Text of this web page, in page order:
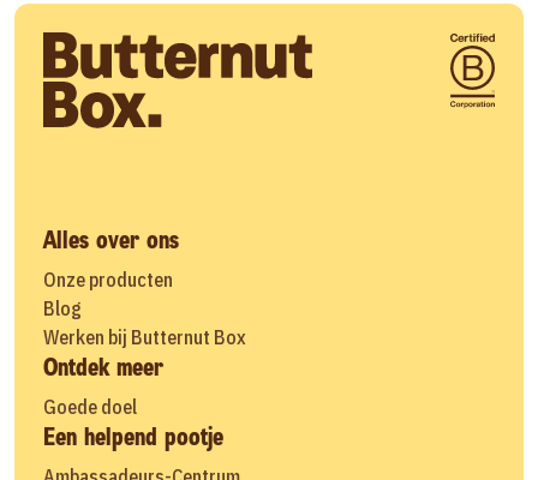
Alles over ons
Onze producten
Blog
Werken bij Butternut Box
Ontdek meer
Goede doel
Een helpend pootje